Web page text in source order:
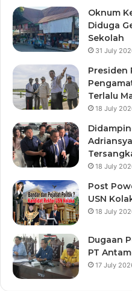
Oknum
Diduga
Sekolah
31 July
Presiden
Terlalu
18 July
18 July
Post
USN
18 July
Dugaan
PT
17 July